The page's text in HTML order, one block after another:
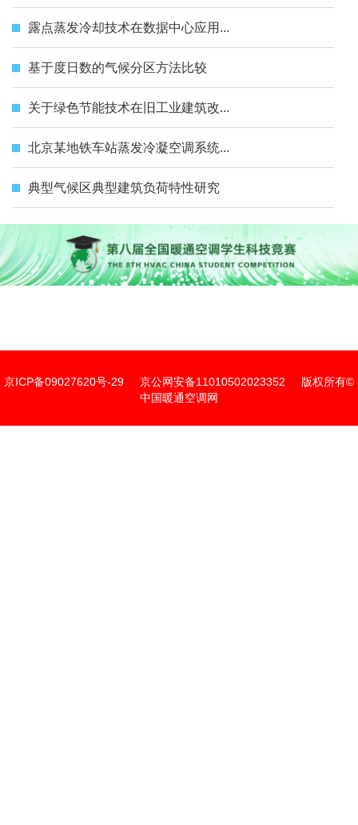
露点蒸发冷却技术在数据中心应用...
基于度日数的气候分区方法比较
关于绿色节能技术在旧工业建筑改...
北京某地铁车站蒸发冷凝空调系统...
典型气候区典型建筑负荷特性研究
京ICP备09027620号-29 京公网安备11010502023352 版权所有©
中国暖通空调网